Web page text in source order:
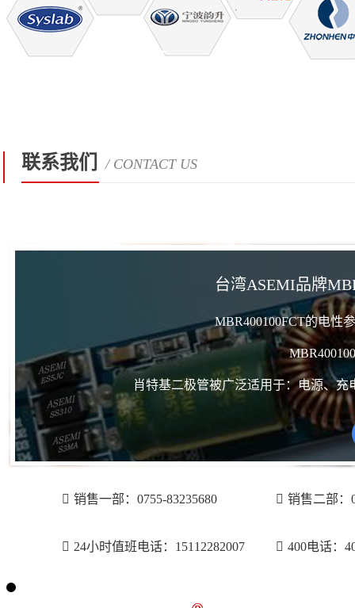
联系我们 / CONTACT US
台湾ASEMI品牌
MBR400100FCT的电性
肖特基二极管被广泛适用于：电源、
销售一部：0755-83235680 销售二部：
24小时值班电话：15112282007 400电话：